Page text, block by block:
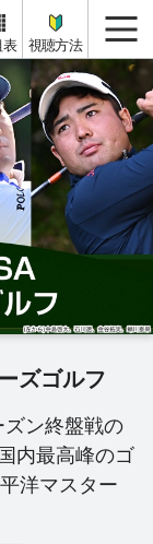
視聴方法
ズゴルフ
ン終盤戦の
内最高峰のゴ
洋マスター